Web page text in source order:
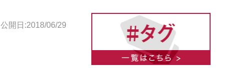
公開日:2018/06/29